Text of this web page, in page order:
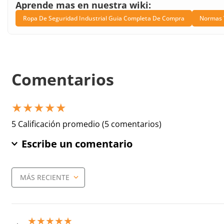
Aprende mas en nuestra wiki:
Ropa De Seguridad Industrial Guia Completa De Compra Normas
Comentarios
★★★★★
5 Calificación promedio (5 comentarios)
Escribe un comentario
Agregar comentario
Título
MÁS RECIENTE
★★★★★